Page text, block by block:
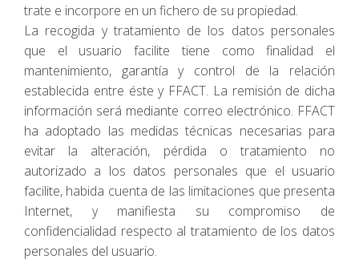
trate e incorpore en un fichero de su propiedad.
La recogida y tratamiento de los datos personales
que el usuario facilite tiene como finalidad el
mantenimiento, garantía y control de la relación
establecida entre éste y FFACT. La remisión de dicha
información será mediante correo electrónico. FFACT
ha adoptado las medidas técnicas necesarias para
evitar la alteración, pérdida o tratamiento no
autorizado a los datos personales que el usuario
facilite, habida cuenta de las limitaciones que presenta
Internet, y manifiesta su compromiso de
confidencialidad respecto al tratamiento de los datos
personales del usuario.